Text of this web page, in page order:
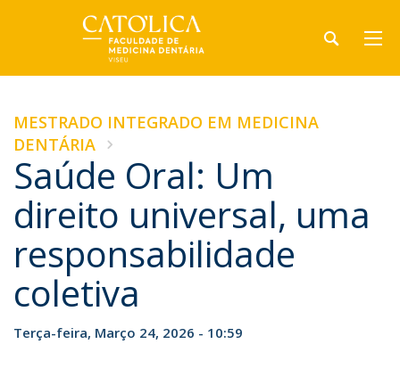
MESTRADO INTEGRADO EM MEDICINA
DENTÁRIA
Saúde Oral: Um
direito universal, uma
responsabilidade
coletiva
Terça-feira, Março 24, 2026 - 10:59